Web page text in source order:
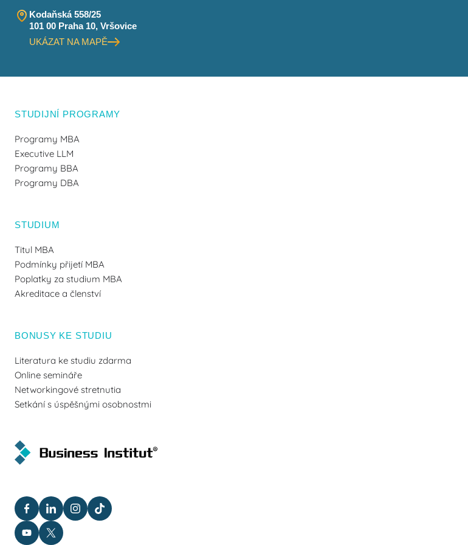
Kodaňská 558/25
101 00 Praha 10, Vršovice
UKÁZAT NA MAPĚ
STUDIJNÍ PROGRAMY
Programy MBA
Executive LLM
Programy BBA
Programy DBA
STUDIUM
Titul MBA
Podmínky přijetí MBA
Poplatky za studium MBA
Akreditace a členství
BONUSY KE STUDIU
Literatura ke studiu zdarma
Online semináře
Networkingové stretnutia
Setkání s úspěšnými osobnostmi